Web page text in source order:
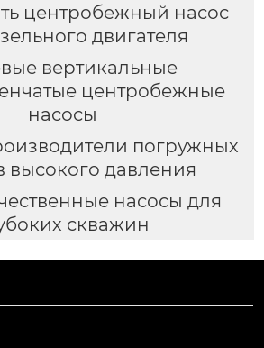
центробежный насос
двигателя
вертикальные
центробежные
насосы
погружных
высокого давления
насосы для
скважин